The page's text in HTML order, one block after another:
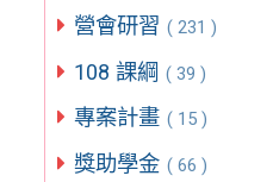
營會研習 ( 231 )
108 課綱 ( 39 )
專案計畫 ( 15 )
獎助學金 ( 66 )